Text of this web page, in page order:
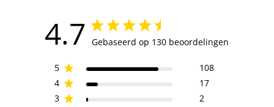
4.7 Gebaseerd op 130 beoordelingen
5
108
4
17
3
2